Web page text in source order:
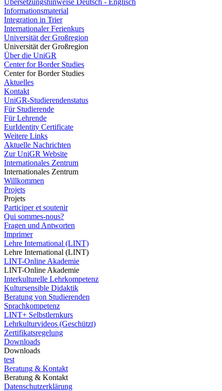
Übersetzungshinweise Deutsch - Englisch
Informationsmaterial
Integration in Trier
Internationaler Ferienkurs
Universität der Großregion
Universität der Großregion
Über die UniGR
Center for Border Studies
Center for Border Studies
Aktuelles
Kontakt
UniGR-Studierendenstatus
Für Studierende
Für Lehrende
EurIdentity Certificate
Weitere Links
Aktuelle Nachrichten
Zur UniGR Website
Internationales Zentrum
Internationales Zentrum
Willkommen
Projets
Projets
Participer et soutenir
Qui sommes-nous?
Fragen und Antworten
Imprimer
Lehre International (LINT)
Lehre International (LINT)
LINT-Online Akademie
LINT-Online Akademie
Interkulturelle Lehrkompetenz
Kultursensible Didaktik
Beratung von Studierenden
Sprachkompetenz
LINT+ Selbstlernkurs
Lehrkulturvideos (Geschützt)
Zertifikatsregelung
Downloads
Downloads
test
Beratung & Kontakt
Beratung & Kontakt
Datenschutzerklärung